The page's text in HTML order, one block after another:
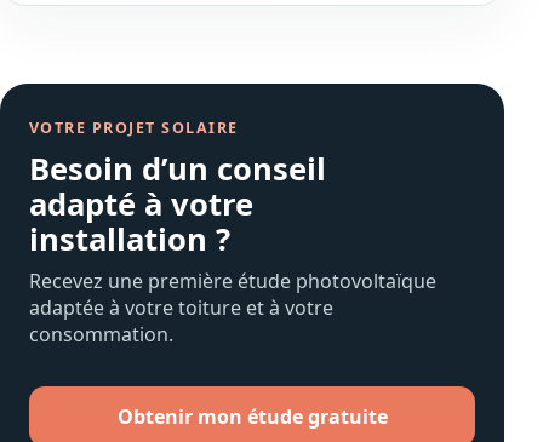
VOTRE PROJET SOLAIRE
Besoin d’un conseil
adapté à votre
installation ?
Recevez une première étude photovoltaïque
adaptée à votre toiture et à votre
consommation.
Obtenir mon étude gratuite